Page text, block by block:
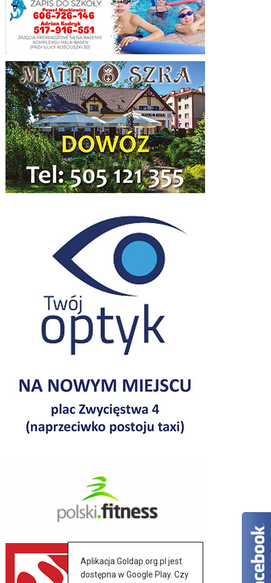
Aplikacja Goldap.org.pl jest
dostępna w Google Play. Czy